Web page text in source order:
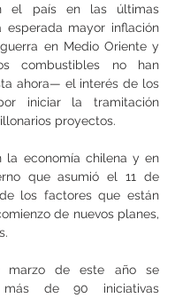
el país en las últimas
esperada mayor inflación
en Medio Oriente y
combustibles no han
ahora— el interés de los
iniciar la tramitación
proyectos.
la economía chilena y en
que asumió el 11 de
los factores que están
de nuevos planes,
marzo de este año se
más de 90 iniciativas